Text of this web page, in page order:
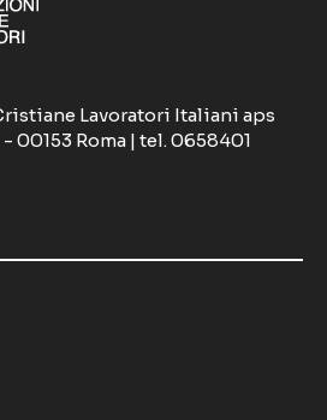
Lavoratori Italiani aps
00153 Roma | tel. 0658401